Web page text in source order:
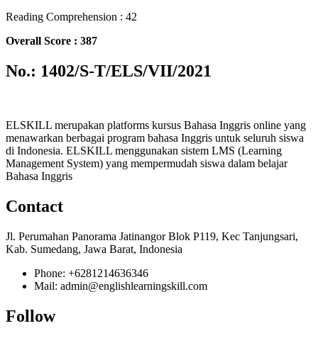
Reading Comprehension : 42
Overall Score : 387
No.: 1402/S-T/ELS/VII/2021
ELSKILL merupakan platforms kursus Bahasa Inggris online yang
menawarkan berbagai program bahasa Inggris untuk seluruh siswa
di Indonesia. ELSKILL menggunakan sistem LMS (Learning
Management System) yang mempermudah siswa dalam belajar
Bahasa Inggris
Contact
Jl. Perumahan Panorama Jatinangor Blok P119, Kec Tanjungsari,
Kab. Sumedang, Jawa Barat, Indonesia
Phone: +6281214636346
Mail: admin@englishlearningskill.com
Follow